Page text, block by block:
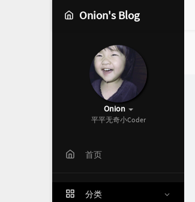
Onion's Blog
Onion
平平无奇小Coder
首页
分类